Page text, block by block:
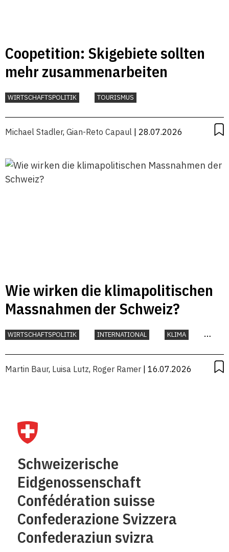
Coopetition: Skigebiete sollten
mehr zusammenarbeiten
WIRTSCHAFTSPOLITIK TOURISMUS
Michael Stadler, Gian-Reto Capaul | 28.07.2026
Wie wirken die klimapolitischen
Massnahmen der Schweiz?
WIRTSCHAFTSPOLITIK INTERNATIONAL
KLIMA
Martin Baur, Luisa Lutz, Roger Ramer | 16.07.2026
Schweizerische
Eidgenossenschaft
Confédération suisse
Confederazione Svizzera
Confederaziun svizra